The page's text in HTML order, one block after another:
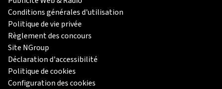
Conditions générales d'utilisation
Politique de vie privée
Règlement des concours
Site NGroup
Déclaration d'accessibilité
Politique de cookies
Configuration des cookies